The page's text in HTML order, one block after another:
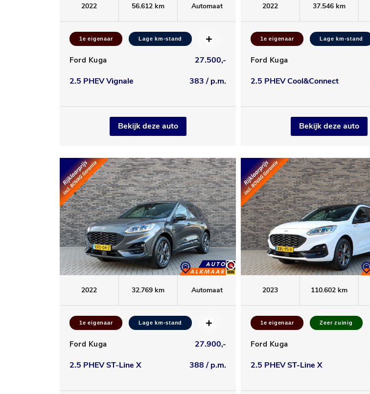
2022 56.612 km Automaat
1e eigenaar Lage km-stand
Ford Kuga
27.500,-
2.5 PHEV Vignale
383 / p.m.
Bekijk deze auto
2022 37.546 km
1e eigenaar Lage km-stand
Ford Kuga
2.5 PHEV Cool&Connect
Bekijk deze auto
2022 32.769 km Automaat
1e eigenaar Lage km-stand
Ford Kuga
27.900,-
2.5 PHEV ST-Line X
388 / p.m.
2023 110.602 km
1e eigenaar Zeer zuinig
Ford Kuga
2.5 PHEV ST-Line X